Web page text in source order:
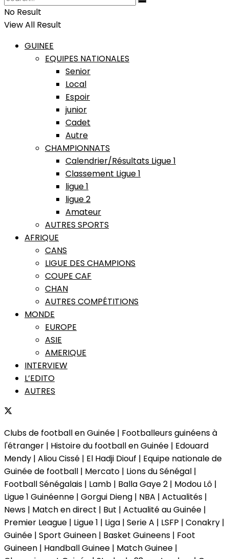
No Result
View All Result
GUINEE
EQUIPES NATIONALES
Senior
Local
Espoir
junior
Cadet
Autre
CHAMPIONNATS
Calendrier/Résultats Ligue 1
Classement Ligue 1
ligue 1
ligue 2
Amateur
AUTRES SPORTS
AFRIQUE
CANS
LIGUE DES CHAMPIONS
COUPE CAF
CHAN
AUTRES COMPÉTITIONS
MONDE
EUROPE
ASIE
AMERIQUE
INTERVIEW
L’EDITO
AUTRES
Clubs de football en Guinée | Footballeurs guinéens à
l'étranger | Histoire du football en Guinée | Edouard
Mendy | Aliou Cissé | El Hadji Diouf | Equipe nationale de
Guinée de football | Mercato | Lions du Sénégal |
Football Sénégalais | Lamb | Balla Gaye 2 | Modou Lô |
Ligue 1 Guinéenne | Gorgui Dieng | NBA | Actualités |
News | Match en direct | But | Actualité au Guinée |
Premier League | Ligue 1 | Liga | Serie A | LSFP | Conakry |
Guinée | Sport Guineen | Basket Guineens | Foot
Guineen | Handball Guinee | Match Guinee |